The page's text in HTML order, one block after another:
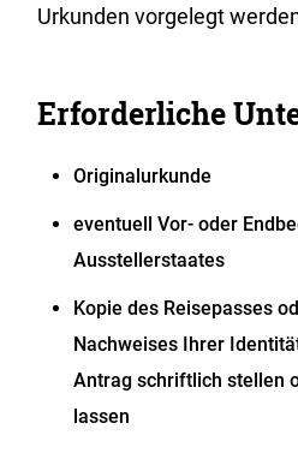
Urkunden vorgelegt
Erforderliche
Originalurkunde
eventuell Vor- oder
Ausstellerstaates
Kopie des Reisepasses
Nachweises Ihrer
Antrag schriftlich stellen
lassen